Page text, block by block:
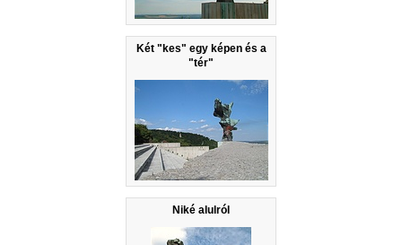
Két "kes" egy képen és a
"tér"
Niké alulról